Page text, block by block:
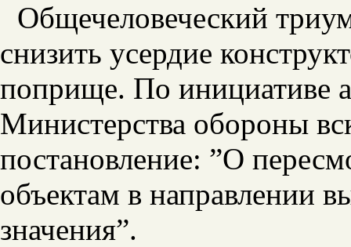
Общечеловеческий
снизить усердие
поприще. По инициативе
Министерства обороны
постановление: ”О
объектам в направлении
значения”.